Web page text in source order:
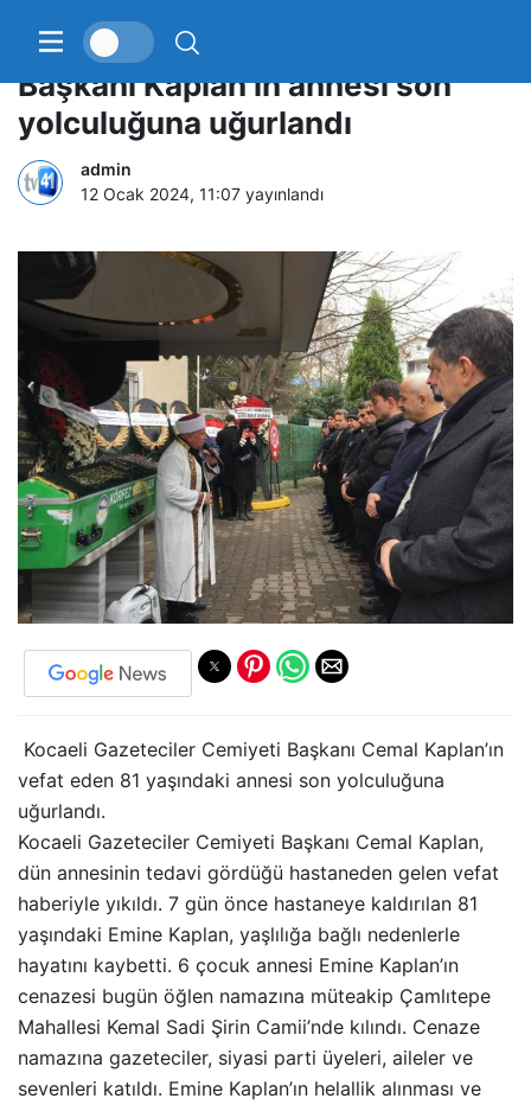
Kocaeli Gazeteciler Cemiyeti
Başkanı Kaplan’ın annesi son
yolculuğuna uğurlandı
admin
12 Ocak 2024, 11:07 yayınlandı
Kocaeli Gazeteciler Cemiyeti Başkanı Cemal Kaplan’ın
vefat eden 81 yaşındaki annesi son yolculuğuna
uğurlandı.
Kocaeli Gazeteciler Cemiyeti Başkanı Cemal Kaplan,
dün annesinin tedavi gördüğü hastaneden gelen vefat
haberiyle yıkıldı. 7 gün önce hastaneye kaldırılan 81
yaşındaki Emine Kaplan, yaşlılığa bağlı nedenlerle
hayatını kaybetti. 6 çocuk annesi Emine Kaplan’ın
cenazesi bugün öğlen namazına müteakip Çamlıtepe
Mahallesi Kemal Sadi Şirin Camii’nde kılındı. Cenaze
namazına gazeteciler, siyasi parti üyeleri, aileler ve
sevenleri katıldı. Emine Kaplan’ın helallik alınması ve